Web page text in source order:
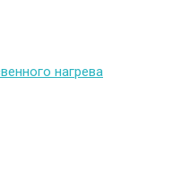
нагрева